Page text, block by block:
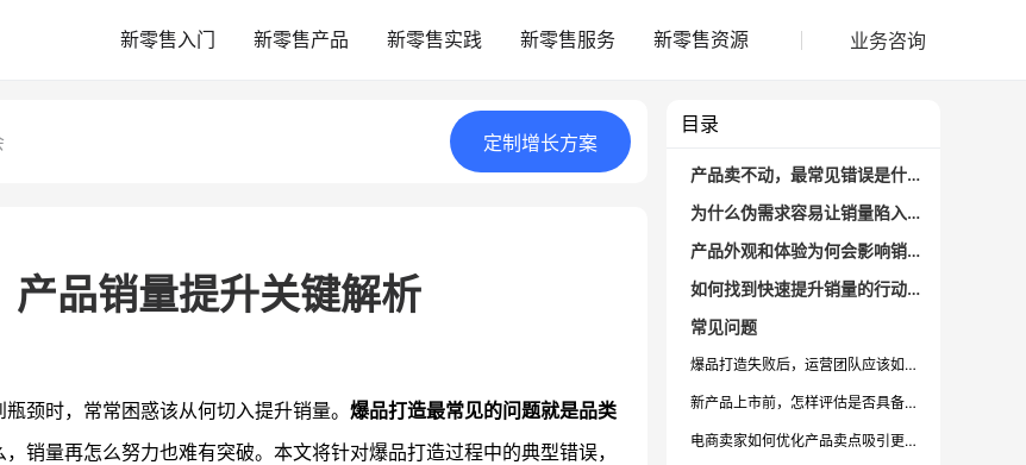
新零售入门 新零售产品 新零售实践 新零售服务 新零售资源 业务咨询
定制 增长方案
品销量提升关键解析
颈时，常常困惑该从何切入提升销量。 爆品打造最常见的问题就是品类
销量再怎么努力也难有突破。本文将针对爆品打造过程中的典型错误，
目录
产品卖不动，最常见错误是什么？
为什么伪需求容易让销量陷入瓶颈？
产品外观和体验为何会影响销量？
如何找到快速提升销量的行动思路？
常见问题
爆品打造失败后，运营团队应该如何复盘？
新产品上市前，怎样评估是否具备爆品潜力？
电商卖家如何优化产品卖点吸引更多用户购买？